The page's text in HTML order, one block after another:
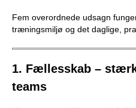
d
e
JUNIOR
TURNERINGER
RANGLISTER
Fem overordnede udsagn
træningsmiljø og det daglige,
1. Fællesskab –
teams